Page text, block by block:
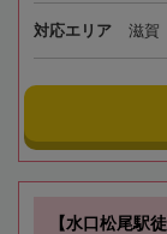
対応エリア 滋賀
【水口松尾駅